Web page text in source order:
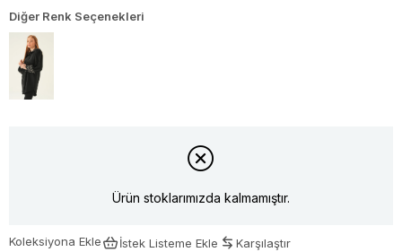
Diğer Renk Seçenekleri
Ürün stoklarımızda kalmamıştır.
Koleksiyona Ekle İstek Listeme Ekle
Karşılaştır